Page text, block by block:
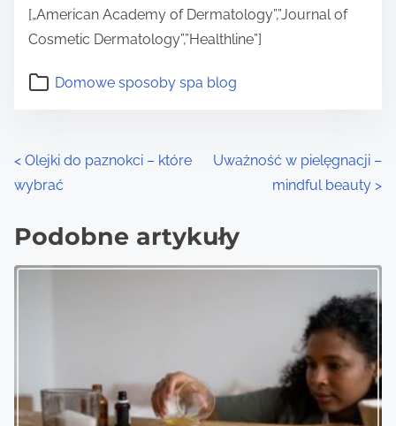
[„American Academy of Dermatology”,”Journal of
Cosmetic Dermatology”,”Healthline”]
Domowe sposoby spa blog
P
o
s
t
v
< Olejki do paznokci – które
wybrać
Uważność w pielęgnacji –
mindful beauty >
Podobne artykuły